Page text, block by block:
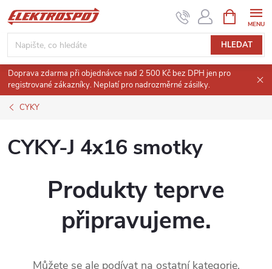
Přejít
na
obsah
HLEDAT
NÁKUPNÍ
KOŠÍK
Doprava zdarma při objednávce nad 2 500 Kč bez DPH jen pro
registrované zákazníky. Neplatí pro nadrozměrné zásilky.
CYKY
CYKY-J 4x16 smotky
Produkty teprve
připravujeme.
Můžete se ale podívat na ostatní kategorie.